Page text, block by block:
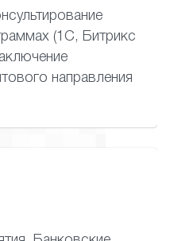
(1С, Битрикс
направления